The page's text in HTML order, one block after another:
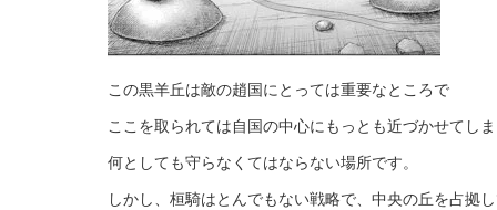
この黒羊丘は敵の趙国にとっては重要なところで
ここを取られては自国の中心にもっとも近づかせてし
何としても守らなくてはならない場所です。
しかし、桓騎はとんでもない戦略で、中央の丘を占拠